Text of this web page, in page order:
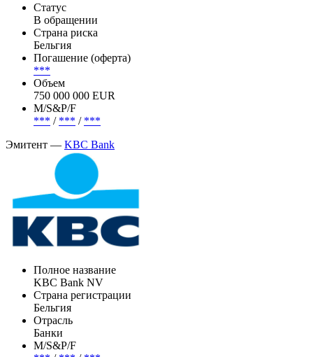
Статус
В обращении
Страна риска
Бельгия
Погашение (оферта)
***
Объем
750 000 000 EUR
М/S&P/F
*** / *** / ***
Эмитент — KBC Bank
Полное название
KBC Bank NV
Страна регистрации
Бельгия
Отрасль
Банки
М/S&P/F